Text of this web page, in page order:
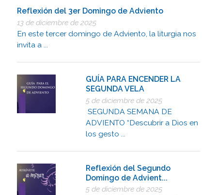
Reflexión del 3er Domingo de Adviento
13 de diciembre de 2025
En este tercer domingo de Adviento, la liturgia nos
invita a ...
GUÍA PARA ENCENDER LA
SEGUNDA VELA
5 de diciembre de 2025
SEGUNDA SEMANA DE
ADVIENTO “Descubrir a Dios en
los gesto ...
Reflexión del Segundo
Domingo de Advient...
5 de diciembre de 2025